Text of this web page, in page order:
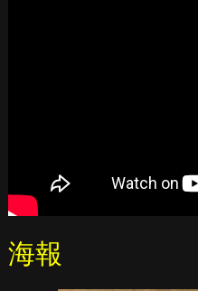
海報